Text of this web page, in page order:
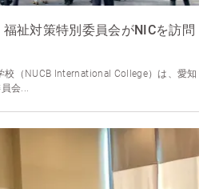
祉対策特別委員会がNICを訪問
校（NUCB International College）は、愛知
会...